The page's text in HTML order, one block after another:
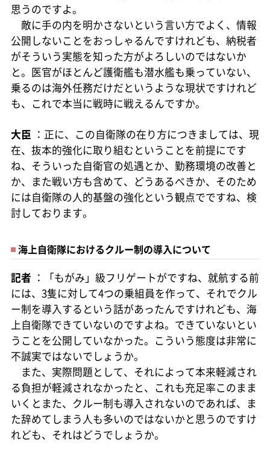
思うのですよ。
敵に手の内を明かさないという言い方でよく、情報
公開しないことをおっしゃるんですけれども、納税者
がそういう実態を知った方がよろしいのではないか
と。医官がほとんど護衛艦も潜水艦も乗っていない、
乗るのは海外任務だけだというような現状ですけれど
も、これで本当に戦時に戦えるんですか。
大臣 ：正に、この自衛隊の在り方につきましては、現
在、抜本的強化に取り組むということを前提にです
ね、そういった自衛官の処遇とか、勤務環境の改善と
か、また戦い方も含めて、どうあるべきか、そのため
には自衛隊の人的基盤の強化という観点でですね、検
討しております。
海上自衛隊におけるクルー制の導入について
記者 ：「もがみ」級フリゲートがですね、就航する前
には、3隻に対して4つの乗組員を作って、それでクル
ー制を導入するという話があったんですけれども、海
上自衛隊できていないのですよね。できていないとい
うことを公開していなかった。こういう態度は非常に
不誠実ではないでしょうか。
また、実際問題として、それによって本来軽減され
る負担が軽減されなかったと、これも充足率このまま
いくとまた、クルー制も導入されないのであれば、ま
た辞めてしまう人も多いのではないかと思うのですけ
れども、それはどうでしょうか。